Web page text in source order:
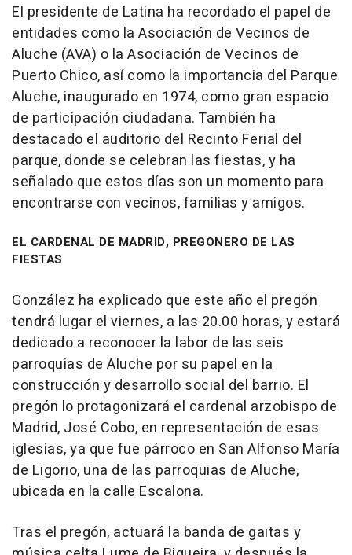
El presidente de Latina ha recordado el papel de
entidades como la Asociación de Vecinos de
Aluche (AVA) o la Asociación de Vecinos de
Puerto Chico, así como la importancia del Parque
Aluche, inaugurado en 1974, como gran espacio
de participación ciudadana. También ha
destacado el auditorio del Recinto Ferial del
parque, donde se celebran las fiestas, y ha
señalado que estos días son un momento para
encontrarse con vecinos, familias y amigos.
EL CARDENAL DE MADRID, PREGONERO DE LAS
FIESTAS
González ha explicado que este año el pregón
tendrá lugar el viernes, a las 20.00 horas, y estará
dedicado a reconocer la labor de las seis
parroquias de Aluche por su papel en la
construcción y desarrollo social del barrio. El
pregón lo protagonizará el cardenal arzobispo de
Madrid, José Cobo, en representación de esas
iglesias, ya que fue párroco en San Alfonso María
de Ligorio, una de las parroquias de Aluche,
ubicada en la calle Escalona.
Tras el pregón, actuará la banda de gaitas y